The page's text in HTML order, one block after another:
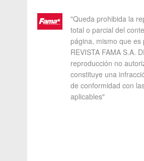
"Queda prohibida la
total o parcial del
página, mismo que es
REVISTA FAMA S.A.
reproducción no
constituye una
de conformidad con
aplicables"